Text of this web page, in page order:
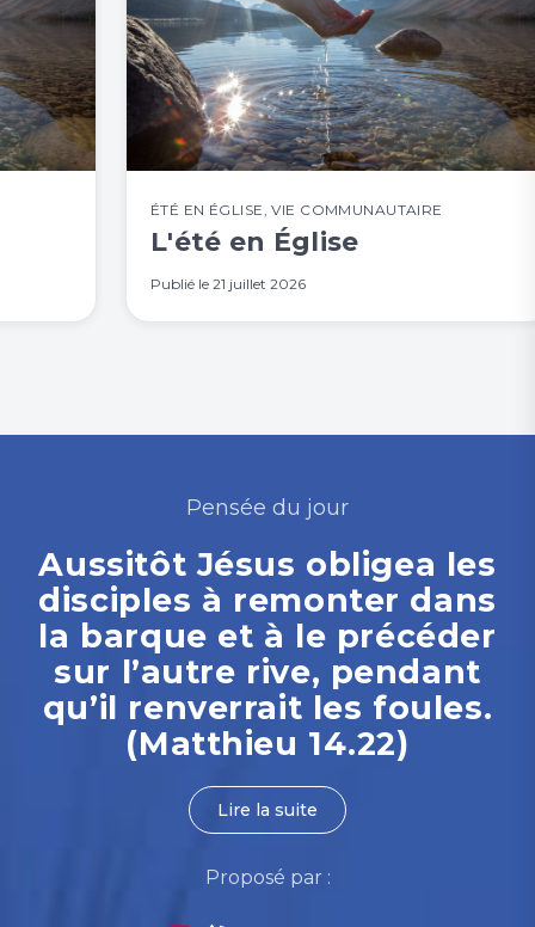
ÉTÉ EN ÉGLISE,VIE COMMUNAUTAIRE
L'été en Église
Publié le 21 juillet 2026
Pensée du jour
Aussitôt Jésus obligea les
disciples à remonter dans
la barque et à le précéder
sur l’autre rive, pendant
qu’il renverrait les foules.
(Matthieu 14.22)
Lire la suite
Proposé par :